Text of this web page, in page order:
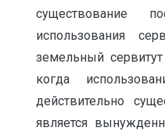
существование
использования
земельный
когда
действительно
является